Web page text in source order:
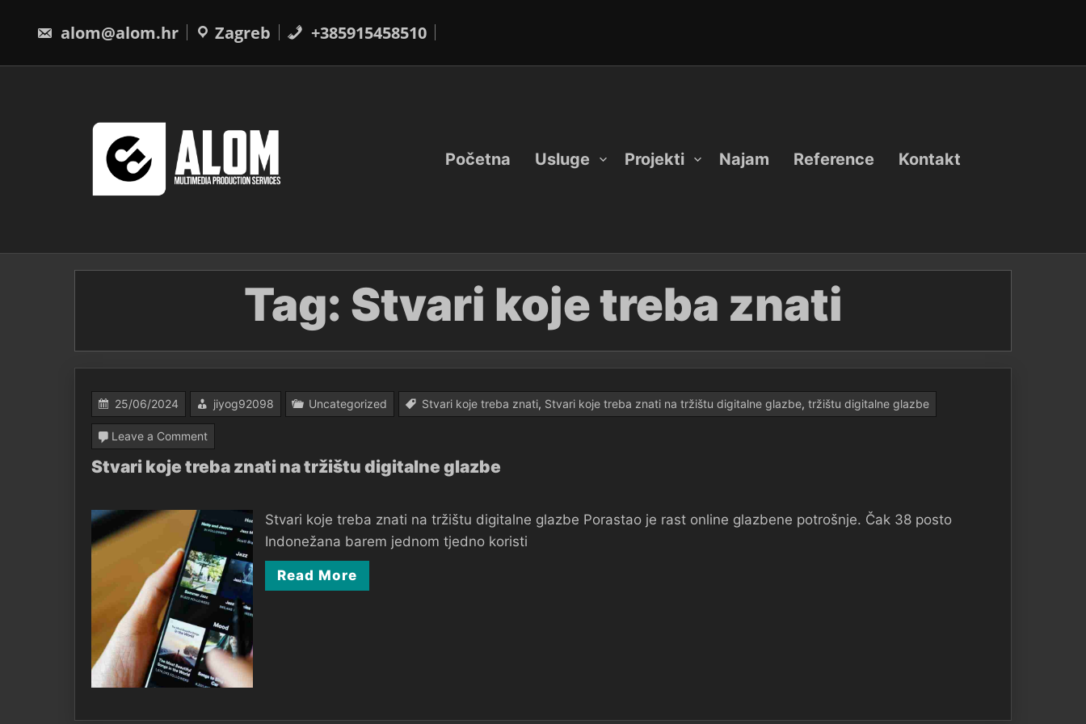
content
alom@alom.hr Zagreb +385915458510
Početna Usluge Projekti Najam Reference Kontakt
Tag: Stvari koje treba znati
25/06/2024 jiyog92098 Uncategorized Stvari koje treba znati, Stvari koje treba znati na tržištu digitalne glazbe, tržištu digitalne glazbe
Leave a Commenton
Stvari
treba
znati
na
tržištu
digitalne
glazbe
Stvari koje treba znati na tržištu digitalne glazbe
Stvari koje treba znati na tržištu digitalne glazbe Porastao je rast online glazbene potrošnje. Čak 38 posto
Indonežana barem jednom tjedno koristi
Read More